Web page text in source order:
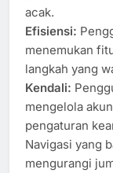
acak.
Efisiensi:
menemukan
langkah yang
Kendali:
mengelola
pengaturan
Navigasi yang
mengurangi